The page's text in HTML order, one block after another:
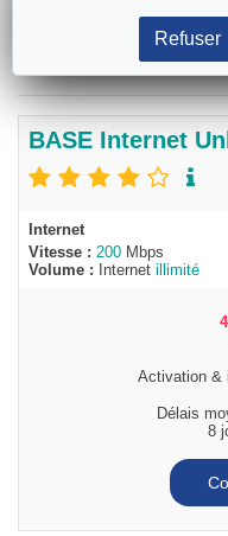
BASE Internet
Internet
Vitesse : 200 Mbps
Volume :
Internet illimité
Activation &
Délais
8
Refuser